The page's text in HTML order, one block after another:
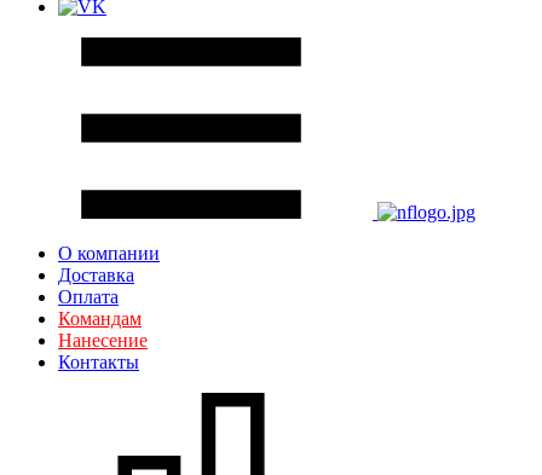
О компании
Доставка
Оплата
Командам
Нанесение
Контакты